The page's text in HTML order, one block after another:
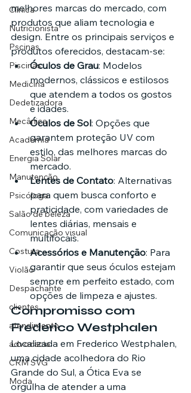
Clínica
Nutricionista
Pscinas
Piscinas
Medicina
Dedetizadora
Mecânica
Academia
Energia Solar
Manutenção
Psicóloga
Salão de beleza
Comunicação visual
Costura
Violão
Despachante
clientes
atendimento
advocacia
CRM SVG
Moda
melhores marcas do mercado, com
produtos que aliam tecnologia e
design. Entre os principais serviços e
produtos oferecidos, destacam-se:
Óculos de Grau: Modelos
modernos, clássicos e estilosos
que atendem a todos os gostos
e idades.
Óculos de Sol: Opções que
garantem proteção UV com
estilo, das melhores marcas do
mercado.
Lentes de Contato: Alternativas
para quem busca conforto e
praticidade, com variedades de
lentes diárias, mensais e
multifocais.
Acessórios e Manutenção: Para
garantir que seus óculos estejam
sempre em perfeito estado, com
opções de limpeza e ajustes.
Compromisso com
Frederico Westphalen
Localizada em Frederico Westphalen,
uma cidade acolhedora do Rio
Grande do Sul, a Ótica Eva se
orgulha de atender a uma